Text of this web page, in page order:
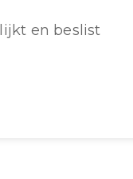
en beslist